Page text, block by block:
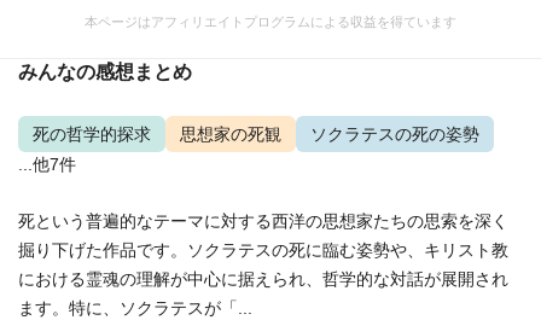
本ページはアフィリエイトプログラムによる収益を得ています
みんなの感想まとめ
死の哲学的探求 思想家の死観
ソクラテスの死の姿勢
...他7件
死という普遍的なテーマに対する西洋の思想家たちの思索を深く
掘り下げた作品です。ソクラテスの死に臨む姿勢や、キリスト教
における霊魂の理解が中心に据えられ、哲学的な対話が展開され
ます。特に、ソクラテスが「...